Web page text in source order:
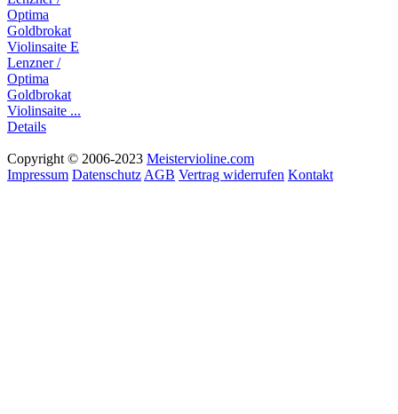
Lenzner /
Optima
Goldbrokat
Violinsaite ...
Details
Copyright © 2006-2023 Meistervioline.com
Impressum Datenschutz AGB Vertrag widerrufen Kontakt